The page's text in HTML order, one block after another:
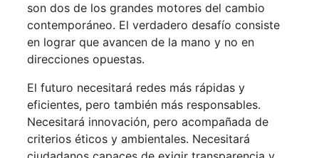
son dos de los grandes motores del cambio
contemporáneo. El verdadero desafío consiste
en lograr que avancen de la mano y no en
direcciones opuestas.
El futuro necesitará redes más rápidas y
eficientes, pero también más responsables.
Necesitará innovación, pero acompañada de
criterios éticos y ambientales. Necesitará